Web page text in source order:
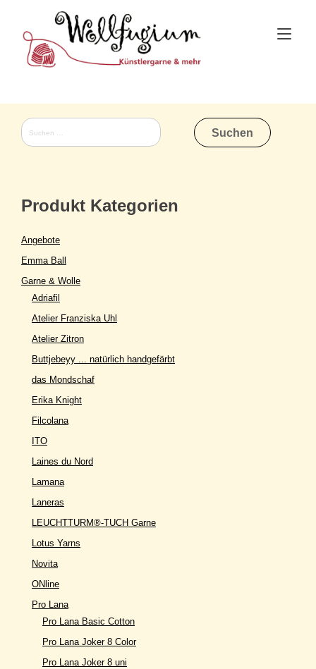
content
Suchen
nach:
Produkt Kategorien
Angebote
Emma Ball
Garne & Wolle
Adriafil
Atelier Franziska Uhl
Atelier Zitron
Buttjebeyy ... natürlich handgefärbt
das Mondschaf
Erika Knight
Filcolana
ITO
Laines du Nord
Lamana
Laneras
LEUCHTTURM®-TUCH Garne
Lotus Yarns
Novita
ONline
Pro Lana
Pro Lana Basic Cotton
Pro Lana Joker 8 Color
Pro Lana Joker 8 uni